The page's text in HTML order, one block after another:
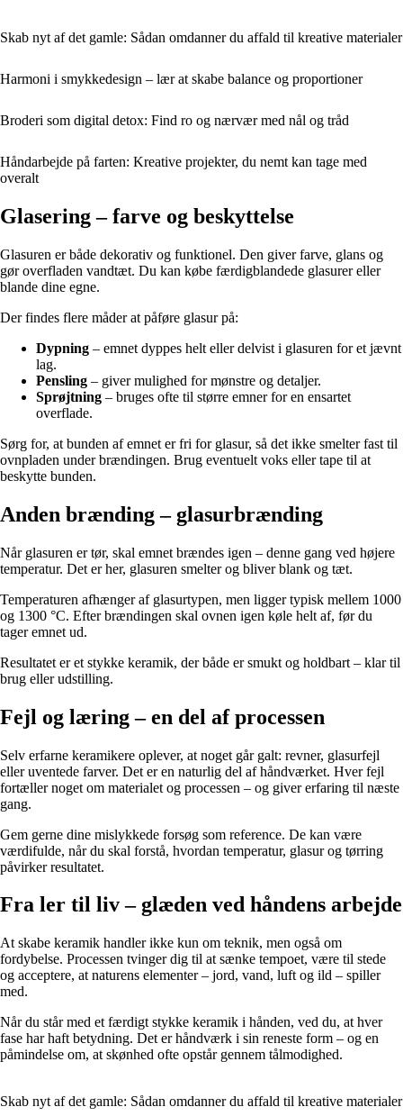
Skab nyt af det gamle: Sådan omdanner du affald til kreative materialer
Harmoni i smykkedesign – lær at skabe balance og proportioner
Broderi som digital detox: Find ro og nærvær med nål og tråd
Håndarbejde på farten: Kreative projekter, du nemt kan tage med
overalt
Glasering – farve og beskyttelse
Glasuren er både dekorativ og funktionel. Den giver farve, glans og
gør overfladen vandtæt. Du kan købe færdigblandede glasurer eller
blande dine egne.
Der findes flere måder at påføre glasur på:
Dypning – emnet dyppes helt eller delvist i glasuren for et jævnt
lag.
Pensling – giver mulighed for mønstre og detaljer.
Sprøjtning – bruges ofte til større emner for en ensartet
overflade.
Sørg for, at bunden af emnet er fri for glasur, så det ikke smelter fast til
ovnpladen under brændingen. Brug eventuelt voks eller tape til at
beskytte bunden.
Anden brænding – glasurbrænding
Når glasuren er tør, skal emnet brændes igen – denne gang ved højere
temperatur. Det er her, glasuren smelter og bliver blank og tæt.
Temperaturen afhænger af glasurtypen, men ligger typisk mellem 1000
og 1300 °C. Efter brændingen skal ovnen igen køle helt af, før du
tager emnet ud.
Resultatet er et stykke keramik, der både er smukt og holdbart – klar til
brug eller udstilling.
Fejl og læring – en del af processen
Selv erfarne keramikere oplever, at noget går galt: revner, glasurfejl
eller uventede farver. Det er en naturlig del af håndværket. Hver fejl
fortæller noget om materialet og processen – og giver erfaring til næste
gang.
Gem gerne dine mislykkede forsøg som reference. De kan være
værdifulde, når du skal forstå, hvordan temperatur, glasur og tørring
påvirker resultatet.
Fra ler til liv – glæden ved håndens arbejde
At skabe keramik handler ikke kun om teknik, men også om
fordybelse. Processen tvinger dig til at sænke tempoet, være til stede
og acceptere, at naturens elementer – jord, vand, luft og ild – spiller
med.
Når du står med et færdigt stykke keramik i hånden, ved du, at hver
fase har haft betydning. Det er håndværk i sin reneste form – og en
påmindelse om, at skønhed ofte opstår gennem tålmodighed.
Skab nyt af det gamle: Sådan omdanner du affald til kreative materialer